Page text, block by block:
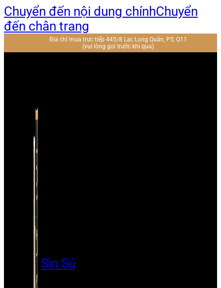
Chuyển đến nội dung chínhChuyển
đến chân trang
Địa chỉ mua trực tiếp 445/8 Lạc Long Quân, P5, Q11
(vui lòng gọi trước khi qua)
Sìn Sú